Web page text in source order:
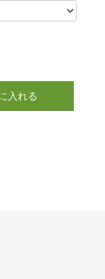
入れる